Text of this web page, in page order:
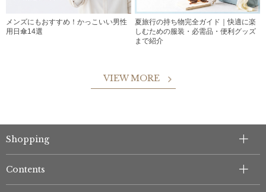
メンズにもおすすめ！かっこいい男性
用日傘14選
夏旅行の持ち物完全ガイド｜快適に楽
しむための服装・必需品・便利グッズ
まで紹介
VIEW MORE
Shopping
Contents